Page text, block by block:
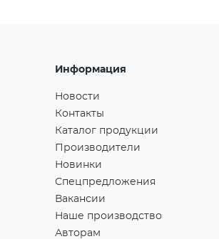
Информация
Новости
Контакты
Каталог продукции
Производители
Новинки
Спецпредложения
Вакансии
Наше производство
Авторам